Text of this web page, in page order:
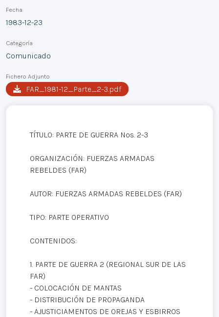
Fecha
1983-12-23
Categoría
Comunicado
Fichero Adjunto
FAR_1981-12_Parte_2-3.pdf
TÍTULO: PARTE DE GUERRA Nos. 2-3
ORGANIZACIÓN: FUERZAS ARMADAS
REBELDES (FAR)
AUTOR: FUERZAS ARMADAS REBELDES (FAR)
TIPO: PARTE OPERATIVO
CONTENIDOS:
1. PARTE DE GUERRA 2 (REGIONAL SUR DE LAS
FAR)
- COLOCACIÓN DE MANTAS
- DISTRIBUCIÓN DE PROPAGANDA
- AJUSTICIAMENTOS DE OREJAS Y ESBIRROS